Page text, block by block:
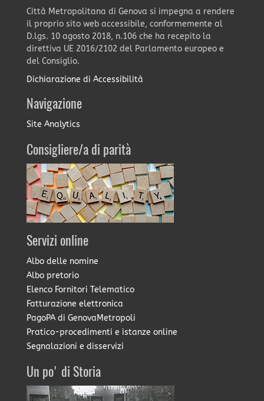
Città Metropolitana di Genova si impegna a rendere
il proprio sito web accessibile, conformemente al
D.lgs. 10 agosto 2018, n.106 che ha recepito la
direttiva UE 2016/2102 del Parlamento europeo e
del Consiglio.
Dichiarazione di Accessibilità
Navigazione
Site Analytics
Consigliere/a di parità
Servizi online
Albo delle nomine
Albo pretorio
Elenco Fornitori Telematico
Fatturazione elettronica
PagoPA di GenovaMetropoli
Pratico-procedimenti e istanze online
Segnalazioni e disservizi
Un po' di Storia